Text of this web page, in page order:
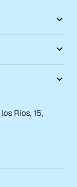
Ríos, 15,